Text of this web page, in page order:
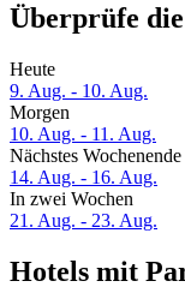
Überprüfe
Heute
9. Aug. - 10. Aug.
Morgen
10. Aug. - 11. Aug.
Nächstes Wochenende
14. Aug. - 16. Aug.
In zwei Wochen
21. Aug. - 23. Aug.
Hotels mit